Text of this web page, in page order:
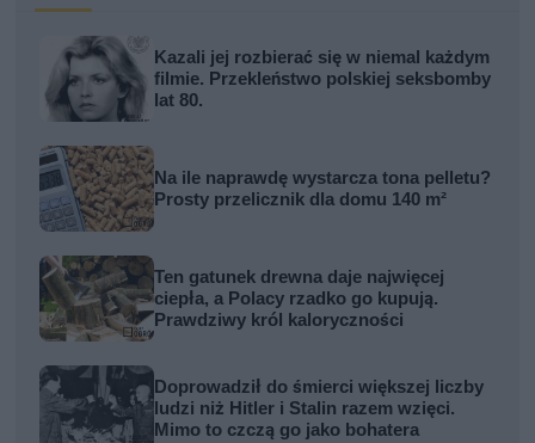
Kazali jej rozbierać się w niemal każdym
filmie. Przekleństwo polskiej seksbomby
lat 80.
Na ile naprawdę wystarcza tona pelletu?
Prosty przelicznik dla domu 140 m²
Ten gatunek drewna daje najwięcej
ciepła, a Polacy rzadko go kupują.
Prawdziwy król kaloryczności
Doprowadził do śmierci większej liczby
ludzi niż Hitler i Stalin razem wzięci.
Mimo to czczą go jako bohatera